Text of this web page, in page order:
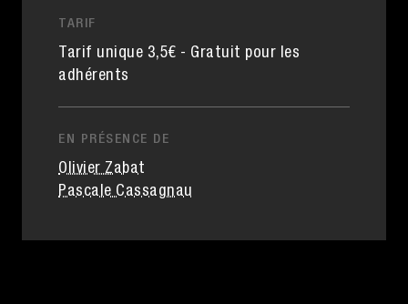
TARIF
Tarif unique 3,5€ - Gratuit pour les
adhérents
EN PRÉSENCE DE
Olivier Zabat
Pascale Cassagnau